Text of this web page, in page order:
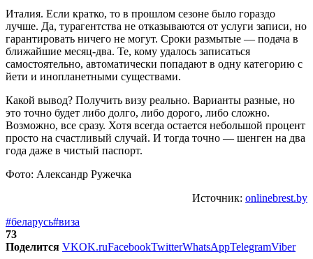
Италия. Если кратко, то в прошлом сезоне было гораздо
лучше. Да, турагентства не отказываются от услуги записи, но
гарантировать ничего не могут. Сроки размытые — подача в
ближайшие месяц-два. Те, кому удалось записаться
самостоятельно, автоматически попадают в одну категорию с
йети и инопланетными существами.
Какой вывод? Получить визу реально. Варианты разные, но
это точно будет либо долго, либо дорого, либо сложно.
Возможно, все сразу. Хотя всегда остается небольшой процент
просто на счастливый случай. И тогда точно — шенген на два
года даже в чистый паспорт.
Фото: Александр Ружечка
Источник: onlinebrest.by
#беларусь#виза
73
Поделится VKOK.ruFacebookTwitterWhatsAppTelegramViber